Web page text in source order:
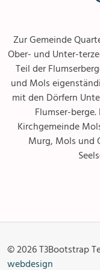
Zur Gemeinde
Ober- und Unter-
Teil der
und Mols
mit den Dörfern
Flumser-
Kirchgemeinde
Murg, Mols und
© 2026 T3Bootstrap
webdesign